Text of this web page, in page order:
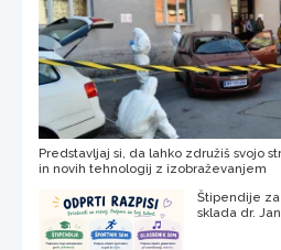
Predstavljaj si, da lahko združiš svojo
in novih tehnologij z izobraževanjem
Štipendije
sklada dr.